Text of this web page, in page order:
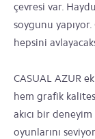
çevresi var.
soygunu
hepsini
CASUAL AZUR
hem grafik
akıcı bir
oyunlarını